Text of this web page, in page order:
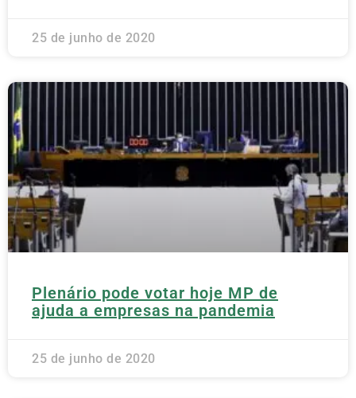
25 de junho de 2020
Plenário pode votar hoje MP de
ajuda a empresas na pandemia
25 de junho de 2020